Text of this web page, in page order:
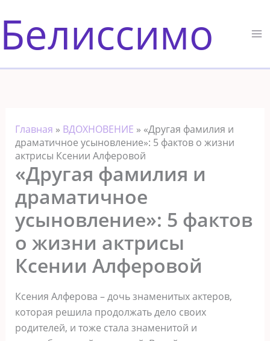
к
содержимому
Белиссимо
Главная » ВДОХНОВЕНИЕ » «Другая фамилия и
драматичное усыновление»: 5 фактов о жизни
актрисы Ксении Алферовой
«Другая фамилия и
драматичное
усыновление»: 5 фактов
о жизни актрисы
Ксении Алферовой
Ксения Алферова – дочь знаменитых актеров,
которая решила продолжать дело своих
родителей, и тоже стала знаменитой и